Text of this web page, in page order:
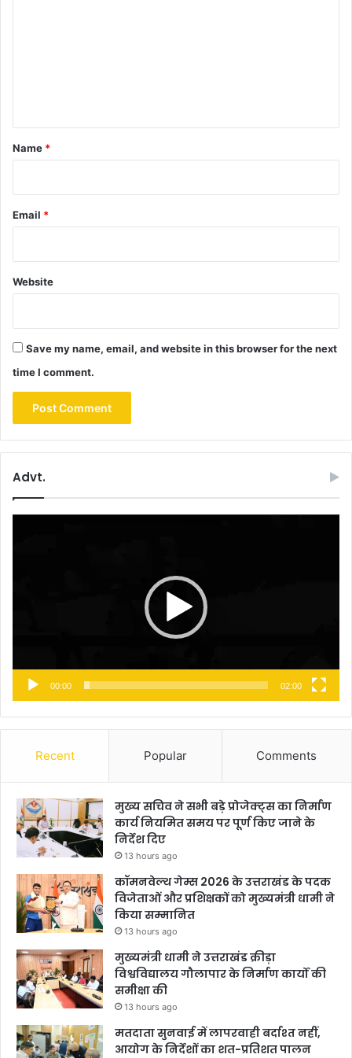
*
Name *
Email *
Website
Save my name, email, and website in this browser for the next
time I comment.
Advt.
00:00 02:00
Recent Popular Comments
मुख्य सचिव ने सभी बड़े प्रोजेक्ट्स का निर्माण
कार्य नियमित समय पर पूर्ण किए जाने के
निर्देश दिए
13 hours ago
कॉमनवेल्थ गेम्स 2026 के उत्तराखंड के पदक
विजेताओं और प्रशिक्षकों को मुख्यमंत्री धामी ने
किया सम्मानित
13 hours ago
मुख्यमंत्री धामी ने उत्तराखंड क्रीड़ा
विश्वविद्यालय गौलापार के निर्माण कार्यों की
समीक्षा की
13 hours ago
मतदाता सुनवाई में लापरवाही बर्दाश्त नहीं,
आयोग के निर्देशों का शत-प्रतिशत पालन